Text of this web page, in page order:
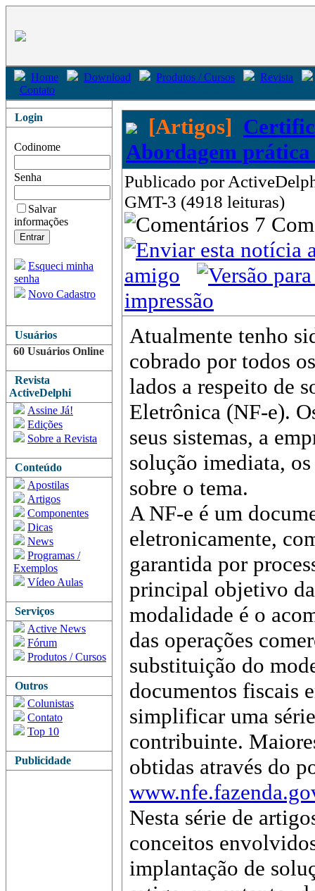
Home Download Produtos / Cursos
Revista
Contato
Login
Codinome
Senha
Salvar
informações
Esqueci minha
senha
Novo Cadastro
Usuários
60 Usuários Online
Revista
ActiveDelphi
Assine Já!
Edições
Sobre a Revista
Conteúdo
Apostilas
Artigos
Componentes
Dicas
News
Programas /
Exemplos
Vídeo Aulas
Serviços
Active News
Fórum
Produtos / Cursos
Outros
Colunistas
Contato
Top 10
Publicidade
[Artigos]
Abordagem
Publicado por
GMT-3 (4918 leituras)
7
amigo
impressão
Atualmente tenho
cobrado por todos os
lados a respeito de
Eletrônica (NF-e).
seus sistemas, a
solução imediata,
sobre o tema.
A NF-e é um
eletronicamente,
garantida por
principal objetivo
modalidade é o
das operações
substituição do
documentos fiscais
simplificar uma
contribuinte.
obtidas através do
Nesta série de
conceitos
implantação de